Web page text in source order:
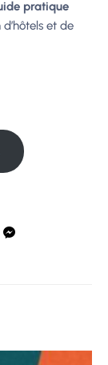
pratique
et de